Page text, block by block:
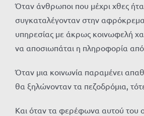
Όταν άνθρωποι που μέχρι χθες
συγκαταλέγονταν στην αφρόκρεμα
υπηρεσίας με άκρως κοινωφελή
να αποσιωπάται η πληροφορία
Όταν μια κοινωνία παραμένει
θα ξηλώνονταν τα πεζοδρόμια,
Και όταν τα φερέφωνα αυτού του